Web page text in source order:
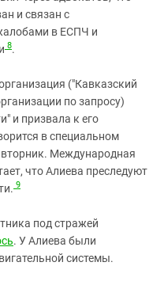
и связан с
в ЕСПЧ и
8.
("Кавказский
по запросу)
и призвала к его
в специальном
Международная
что Алиева преследуют
9
под стражей
. У Алиева были
системы.